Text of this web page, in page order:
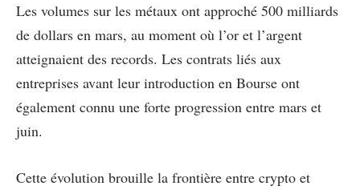
Les volumes sur les métaux ont approché 500 milliards
de dollars en mars, au moment où l’or et l’argent
atteignaient des records. Les contrats liés aux
entreprises avant leur introduction en Bourse ont
également connu une forte progression entre mars et
juin.
Cette évolution brouille la frontière entre crypto et